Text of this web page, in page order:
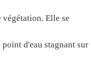
végétation. Elle se
d'eau stagnant sur